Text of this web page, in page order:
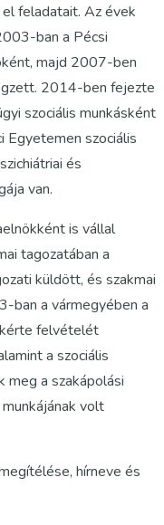
feladatait. Az évek
ban a Pécsi
majd 2007-ben
2014-ben fejezte
szociális munkásként
Egyetemen szociális
és
van.
is vállal
tagozatában a
küldött, és szakmai
ban a vármegyében a
felvételét
a szociális
meg a szakápolási
volt
hírneve és